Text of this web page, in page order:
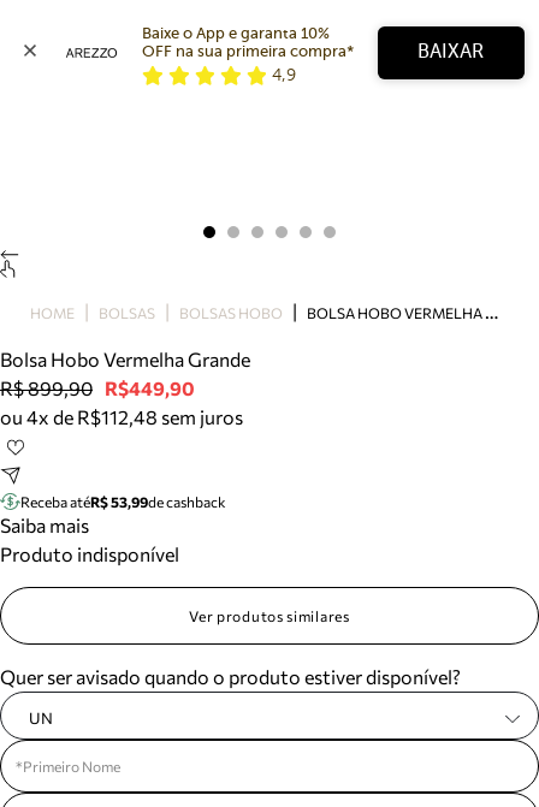
Bolsa
Tamanco
Tênis
Mule
Tire dúvidas sobre pedidos, devoluções e mais.
Meus pedidos
Acompanhe seus pedidos e solicite devoluções.
Baixe o App e garanta 10%
OFF na sua primeira compra*
4,9
BAIXAR
HOME BOLSAS BOLSAS HOBO B
OLSA HOBO VERMELHA GRANDE
Bolsa Hobo Vermelha Grande
R$ 899,90 R$449,90
ou 4x de R$112,48 sem juros
Receba atéR$ 53,99de cashback
Saiba mais
Produto indisponível
Ver produtos similares
Quer ser avisado quando o produto estiver disponível?
UN